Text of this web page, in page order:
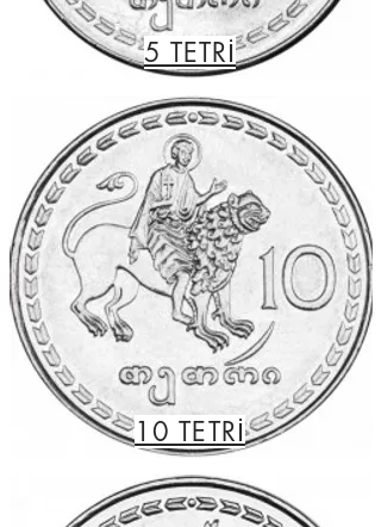
5 TETRİ
10 TETRİ